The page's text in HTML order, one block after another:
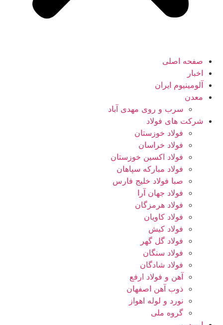
صفحه اصلی
اخبار
آلومینیوم ایران
معدن
سرب و روی مهدی آباد
شرکت های فولاد
فولاد خوزستان
فولاد خراسان
فولاد اکسین خوزستان
فولاد مبارکه سپاهان
صبا فولاد خلیج فارس
فولاد جهان آرا
فولاد هرمزگان
فولاد کاویان
فولاد کیش
فولاد گل گهر
فولاد سنگان
فولاد شادگان
آهن و فولاد ارفع
ذوب آهن اصفهان
نورد و لوله اهواز
گروه ملی